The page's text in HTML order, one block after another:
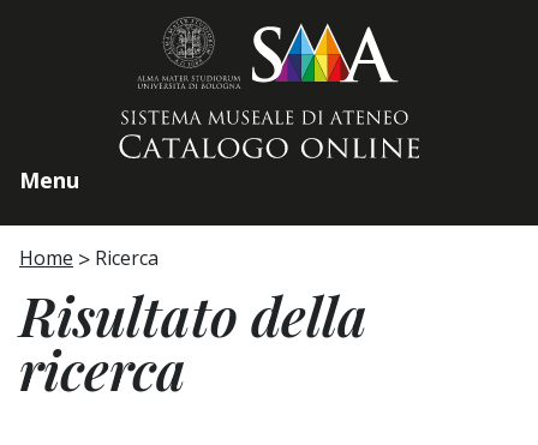
Menu
Home Ricerca
Risultato della
ricerca